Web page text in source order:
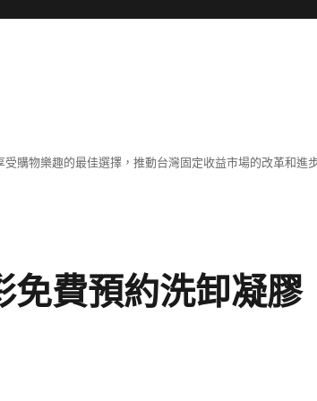
購物樂趣的最佳選擇，推動台灣固定收益市場的改革和進
免費預約洗卸凝膠